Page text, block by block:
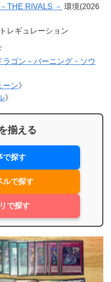
THE RIVALS － 環境(2026
レギュレーション
ゴン－バーニング・ソウ
ーン》
》
揃える
で探す
ルで探す
で探す